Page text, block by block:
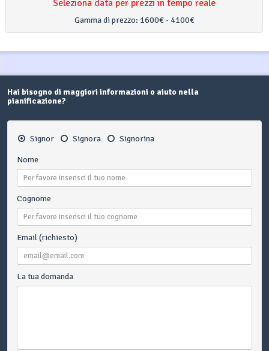
Seleziona data per prezzi in tempo reale
Gamma di prezzo: 1600€ - 4100€
Hai bisogno di maggiori informazioni o aiuto nella
pianificazione?
Signor Signora Signorina
Nome
Cognome
Email (richiesto)
La tua domanda